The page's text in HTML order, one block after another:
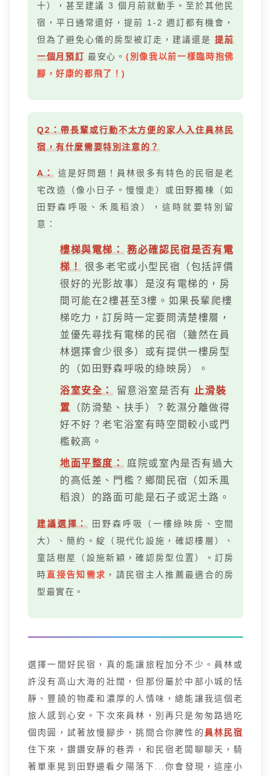
十），甚至建議 3 個月前就動手。至於其他民
宿，平日通常還好，提前 1-2 週訂都有機會，
但為了避免心儀的房型被訂走，建議還是提前
一個月預訂 最安心。 (別像我以前一樣臨時抱佛
腳，好康的都飛了！)
Q2：帶長輩或行動不太方便的家人入住員林民
宿，有什麼需要特別注意的？
A： 這是好問題！員林很多有特色的民宿是老
宅改造（像小日子。慢慢走）或田野獨棟（如
田野森呼吸、禾風稻浪），這時就要特別留
意：
樓梯與電梯： 務必確認民宿是否有電
梯！ 很多老宅或小型民宿（包括評價
很好的光影故事）是沒有電梯的，房
間可能在2樓甚至3樓。如果長輩爬樓
梯吃力，訂房時一定要問清楚樓層，
並優先尋找有電梯的民宿（雖然在員
林選擇會少很多）或有提供一樓房型
的（如田野森呼吸的綠映房）。
浴室安全： 留意浴室是否有止滑裝
置（防滑墊、扶手）？乾濕分離做得
好不好？老宅浴室有時空間較小或門
檻較高。
地面平整度：庭院或室內是否有過大
的高低差、門檻？鄉間民宿（如禾風
稻浪）的路面可能是石子或泥土路。
建議選擇： 田野森呼吸（一樓綠映房、空間
大）、簡約。綻（現代化設施，確認樓層）、
童話樹屋（設施新穎，確認房型位置）。訂房
時直接告知需求 ，請民宿主人推薦最適合的房
型最實在。
選擇一間好民宿，真的能讓旅程加分不少。員林或
許沒有高山大海的壯闊，但那份屬於中部小城的恬
靜、豐饒的物產和濃厚的人情味，總能讓我這個老
旅人感到心安。下次來員林，別再只是匆匆路過吃
個肉圓，試著放慢腳步，挑間合你脾性的員林民宿
住下來，鑽鑽安靜的巷弄，和民宿老闆聊聊天，騎
著單車晃到田野邊看夕陽落下...你會發現，這座小